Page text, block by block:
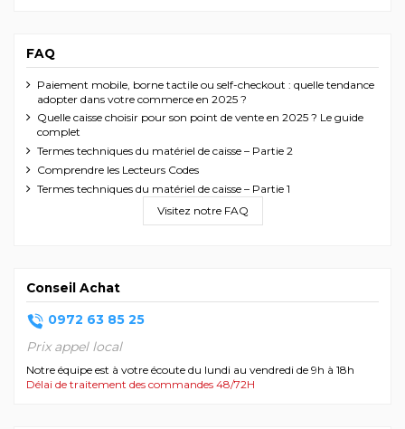
FAQ
Paiement mobile, borne tactile ou self-checkout : quelle tendance
adopter dans votre commerce en 2025 ?
Quelle caisse choisir pour son point de vente en 2025 ? Le guide
complet
Termes techniques du matériel de caisse – Partie 2
Comprendre les Lecteurs Codes
Termes techniques du matériel de caisse – Partie 1
Visitez notre FAQ
Conseil Achat
0972 63 85 25
Prix appel local
Notre équipe est à votre écoute du lundi au vendredi de 9h à 18h
Délai de traitement des commandes 48/72H